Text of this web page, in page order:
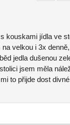
kouskami jídla ve
velkou i 3x
jedla dušenou
jsem měla
to přijde dost